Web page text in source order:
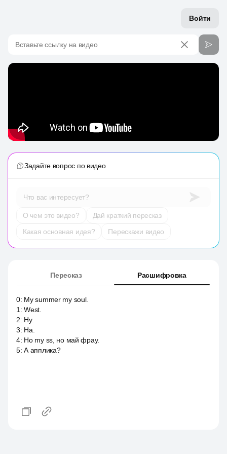
Войти
Вставьте ссылку на видео
Задайте вопрос по видео
Что вас интересует?
О чем это видео?
Дай краткий пересказ
Какая основная идея?
Перескажи видео
Пересказ Расшифровка
0: My summer my soul.
1 :West.
2: Ну.
3: На.
4: Но my ss, но май фрау.
5:А апплика?